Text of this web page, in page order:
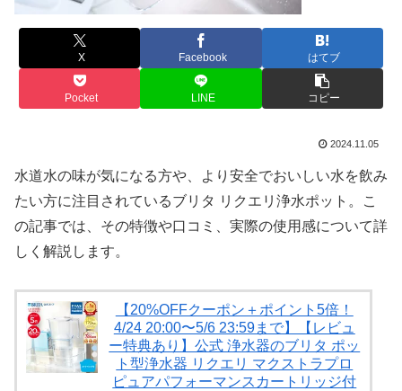
X Facebook はてブ
Pocket LINE コピー
2024.11.05
水道水の味が気になる方や、より安全でおいしい水を飲み
たい方に注目されているブリタ リクエリ浄水ポット。こ
の記事では、その特徴や口コミ、実際の使用感について詳
しく解説します。
【20%OFFクーポン＋ポイント5倍！
4/24 20:00〜5/6 23:59まで】【レビュ
ー特典あり】公式 浄水器のブリタ ポッ
ト型浄水器 リクエリ マクストラプロ
ピュアパフォーマンスカートリッジ付